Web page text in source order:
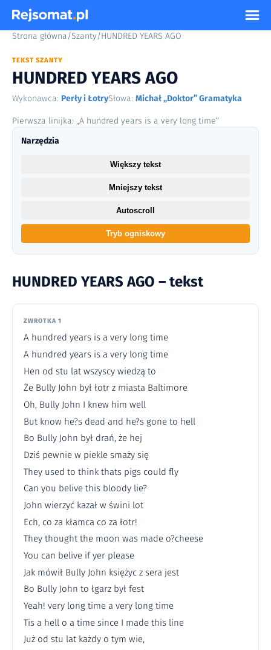
Strona główna/Szanty/HUNDRED YEARS AGO
TEKST SZANTY
HUNDRED YEARS AGO
Wykonawca: Perły i ŁotrySłowa: Michał „Doktor” Gramatyka
Pierwsza linijka: „A hundred years is a very long time”
HUNDRED YEARS AGO – tekst
ZWROTKA 1
A hundred years is a very long time
A hundred years is a very long time
Hen od stu lat wszyscy wiedzą to
Że Bully John był łotr z miasta Baltimore
Oh, Bully John I knew him well
But know he?s dead and he?s gone to hell
Bo Bully John był drań, że hej
Dziś pewnie w piekle smaży się
They used to think thats pigs could fly
Can you belive this bloody lie?
John wierzyć kazał w świni lot
Ech, co za kłamca co za łotr!
They thought the moon was made o?cheese
You can belive if yer please
Jak mówił Bully John księżyc z sera jest
Bo Bully John to łgarz był fest
Yeah! very long time a very long time
Tis a hell o a time since I made this line
Już od stu lat każdy o tym wie,
Narzędzia
Większy tekst
Mniejszy tekst
Autoscroll
Tryb ogniskowy